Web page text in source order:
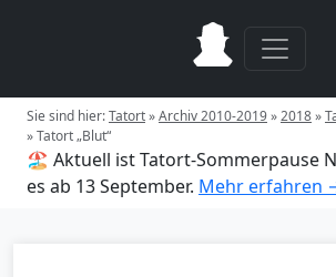
Sie sind hier:Tatort»Archiv 2010-2019»2018»
»Tatort „Blut“
🏖️ Aktuell ist Tatort-Sommerpause
es ab 13 September. Mehr erfahren